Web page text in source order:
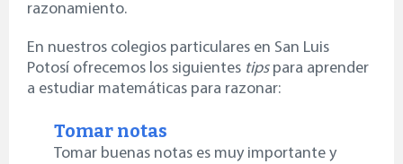
razonamiento.
En nuestros colegios particulares en San Luis
Potosí ofrecemos los siguientes tipspara aprender
a estudiar matemáticas para razonar:
Tomar notas
Tomar buenas notas es muy importante y